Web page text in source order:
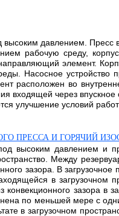
давлением.
рабочую среду,
элемент.
Насосное
расположен во
входящей через
улучшение условий
ПРЕССА И ГОРЯЧИЙ
высоким давлением и
Между
зазора. В
в загрузочном
конвекционного зазора
по меньшей мере с
в загрузочном